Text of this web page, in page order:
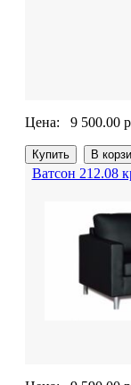
Цена: 9 500.00
Ватсон 212.08